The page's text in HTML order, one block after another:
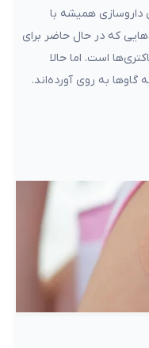
داروسازی همیشه با
که در حال حاضر برای
است. اما حالا
گاوها به روی آورده‌اند.